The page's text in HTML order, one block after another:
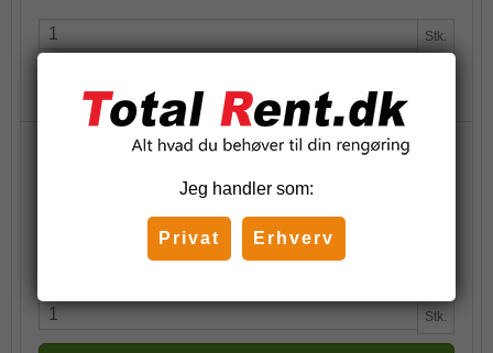
Stk.
Total Super vinduessæbe, 1 l.
67,00 DKK
(inkl. moms)
Stk.
Jeg handler som:
Privat Erhverv